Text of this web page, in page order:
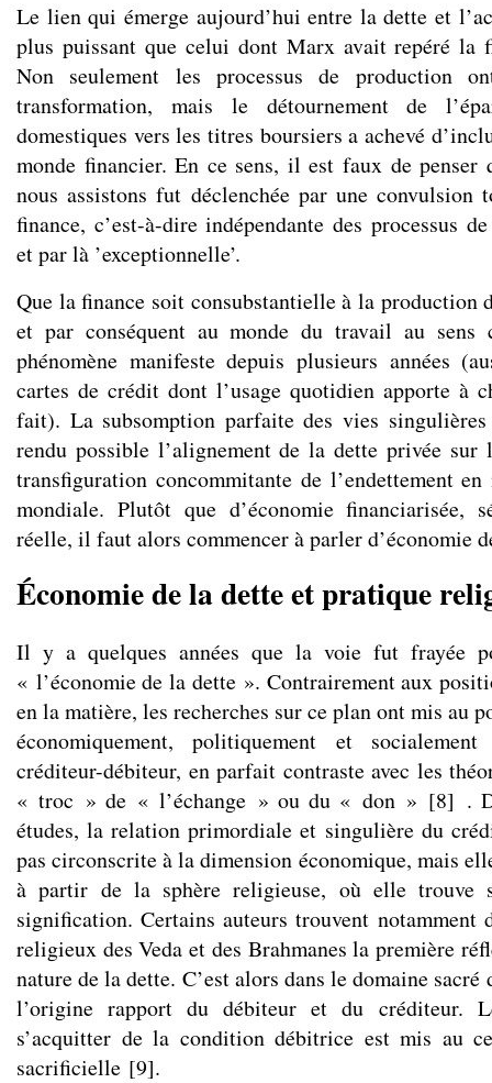
Le lien qui émerge aujourd’hui entre la dette et
plus puissant que celui dont Marx avait repéré la
Non seulement les processus de production
transformation, mais le détournement de
domestiques vers les titres boursiers a achevé
monde financier. En ce sens, il est faux de
nous assistons fut déclenchée par une
finance, c’est-à-dire indépendante des processus
et par là ’exceptionnelle’.
Que la finance soit consubstantielle à la production
et par conséquent au monde du travail au sens
phénomène manifeste depuis plusieurs années
cartes de crédit dont l’usage quotidien apporte à
fait). La subsomption parfaite des vies
rendu possible l’alignement de la dette privée
transfiguration concommitante de l’endettement
mondiale. Plutôt que d’économie financiarisée,
réelle, il faut alors commencer à parler d’économie
Économie de la dette et pratique
Il y a quelques années que la voie fut frayée
« l’économie de la dette ». Contrairement aux
en la matière, les recherches sur ce plan ont mis au
économiquement, politiquement et
créditeur-débiteur, en parfait contraste avec les
« troc » de « l’échange » ou du « don » [8] .
études, la relation primordiale et singulière du
pas circonscrite à la dimension économique, mais
à partir de la sphère religieuse, où elle trouve
signification. Certains auteurs trouvent notamment
religieux des Veda et des Brahmanes la première
nature de la dette. C’est alors dans le domaine sacré
l’origine rapport du débiteur et du créditeur.
s’acquitter de la condition débitrice est mis au
sacrificielle [9].